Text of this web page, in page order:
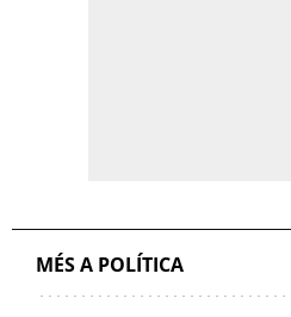
MÉS A POLÍTICA